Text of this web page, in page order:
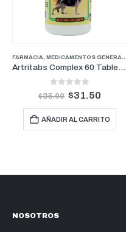
,PROMOCIONES
FARMACIA, MEDICAMENTOS GENERALES
Artritabs Complex 60 Tabletas
out of 5
$35.00 $31.50
AÑADIR AL CARRITO
NOSOTROS